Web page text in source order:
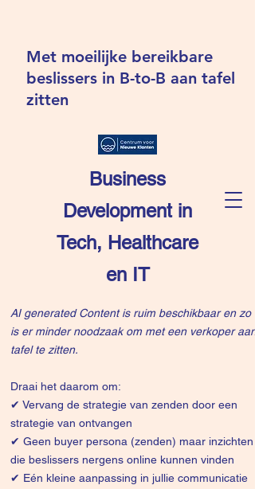
Business
Development in
Tech, Healthcare
en IT
Met moeilijke bereikbare
beslissers in B-to-B aan tafel
zitten
AI generated Content is ruim beschikbaar en zo
is er minder noodzaak om met een verkoper aan
tafel te zitten.
Draai het daarom om:
✔ Vervang de strategie van zenden door een
strategie van ontvangen
✔ Geen buyer persona (zenden) maar inzichten
die beslissers nergens online kunnen vinden
✔ Eén kleine aanpassing in jullie communicatie